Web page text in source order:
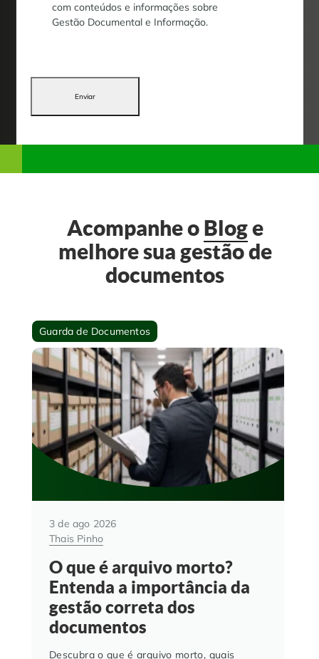
com conteúdos e informações sobre
Gestão Documental e Informação.
Enviar
Acompanhe o Bloge
melhore sua gestão de
documentos
Guarda de Documentos
3 de ago 2026
Thais Pinho
O que é arquivo morto?
Entenda a importância da
gestão correta dos
documentos
Descubra o que é arquivo morto, quais